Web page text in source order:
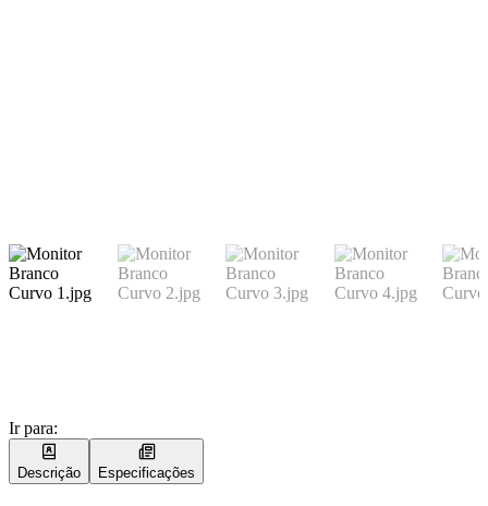
Ir para:
Descrição Especificações